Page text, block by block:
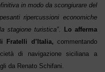
in modo da scongiurare del
ripercussioni economiche
stagione turistica”.
Lo afferma
Fratelli d’Italia, commentando
di navigazione siciliana a
da Renato Schifani.